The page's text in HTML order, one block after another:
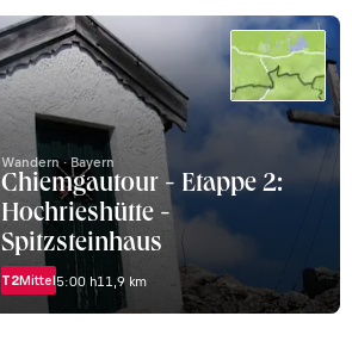
Wandern · Bayern
Chiemgautour - Etappe 2:
Hochrieshütte -
Spitzsteinhaus
T2Mittel5:00 h11,9 km